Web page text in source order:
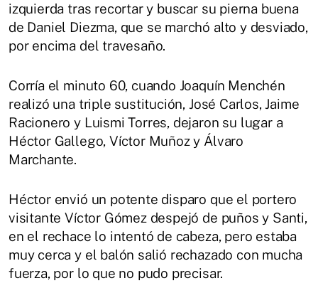
izquierda tras recortar y buscar su pierna buena
de Daniel Diezma, que se marchó alto y desviado,
por encima del travesaño.
Corría el minuto 60, cuando Joaquín Menchén
realizó una triple sustitución, José Carlos, Jaime
Racionero y Luismi Torres, dejaron su lugar a
Héctor Gallego, Víctor Muñoz y Álvaro
Marchante.
Héctor envió un potente disparo que el portero
visitante Víctor Gómez despejó de puños y Santi,
en el rechace lo intentó de cabeza, pero estaba
muy cerca y el balón salió rechazado con mucha
fuerza, por lo que no pudo precisar.